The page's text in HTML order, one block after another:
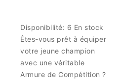
Disponibilité: 6 En stock
Êtes-vous prêt à équiper
votre jeune champion
avec une véritable
Armure de Compétition ?